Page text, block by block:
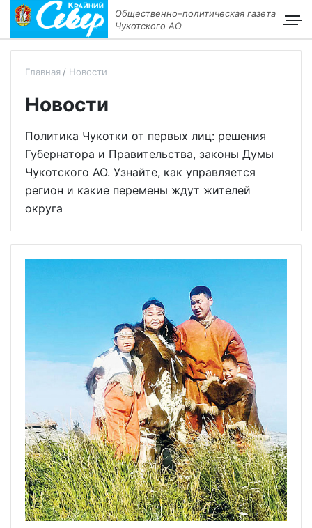
Общественно–политическая газета
Чукотского АО
Главная Новости
Новости
Политика Чукотки от первых лиц: решения
Губернатора и Правительства, законы Думы
Чукотского АО. Узнайте, как управляется
регион и какие перемены ждут жителей
округа